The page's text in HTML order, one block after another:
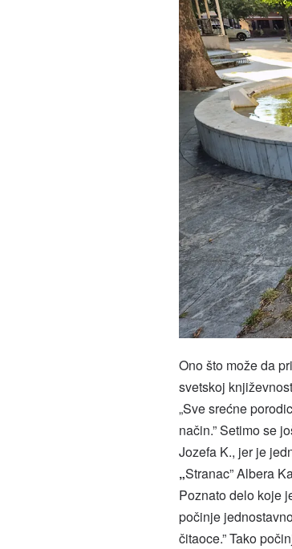
Ono što može da
svetskoj
„Sve srećne
način.” Setimo se
Jozefa K., jer je
„Stranac” Albera
Poznato delo koje
počinje
čitaoce.” Tako